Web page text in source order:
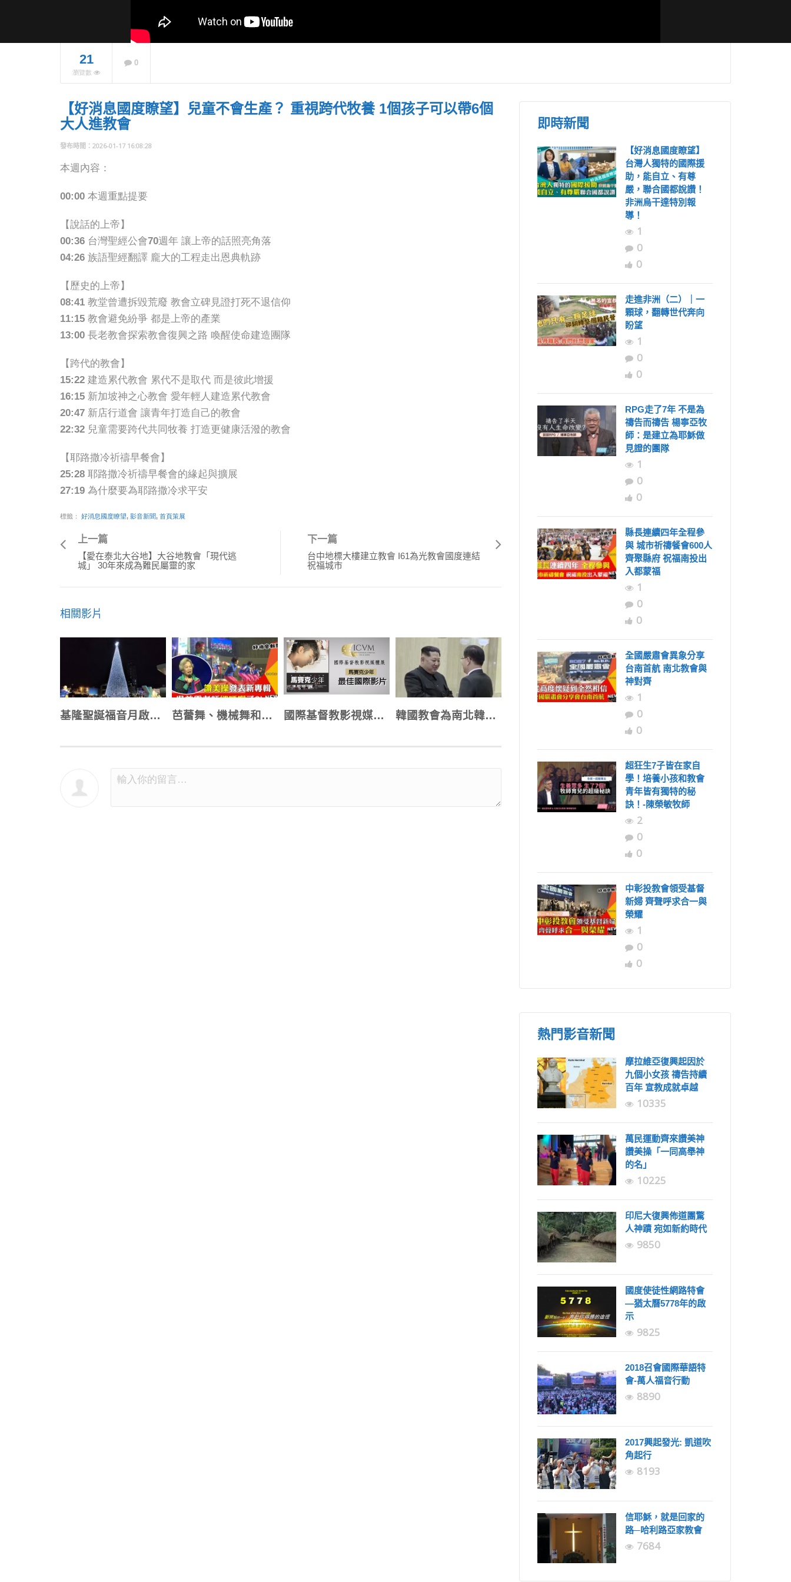
NOW PLAYING
走進非洲（二）｜一
盼望
禱告而禱告 楊寧亞牧
見證的團隊
與 城市祈禱餐會600
出入都蒙福
全國嚴肅會異象分享
學！培養小
21
瀏覽數
0
【好消息國度瞭望】兒童不會生產？ 重視跨代牧養 1個孩子可以帶6個
大人進教會
2026-01-17 16:08:28
本週內容：
00:00 本週重點提要
【說話的上帝】
00:36 台灣聖經公會70週年 讓上帝的話照亮角落
04:26 族語聖經翻譯 龐大的工程走出恩典軌跡
【歷史的上帝】
08:41 教堂曾遭拆毀荒廢 教會立碑見證打死不退信仰
11:15 教會避免紛爭 都是上帝的產業
13:00 長老教會探索教會復興之路 喚醒使命建造團隊
【跨代的教會】
15:22 建造累代教會 累代不是取代 而是彼此增援
16:15 新加坡神之心教會 愛年輕人建造累代教會
20:47 新店行道會 讓青年打造自己的教會
22:32 兒童需要跨代共同牧養 打造更健康活潑的教會
【耶路撒冷祈禱早餐會】
25:28 耶路撒冷祈禱早餐會的緣起與擴展
27:19 為什麼要為耶路撒冷求平安
標籤： 好消息國度瞭望, 影音新聞, 首頁策展
上一篇
【愛在泰北大谷地】大谷地教會「現代逃
城」 30年來成為難民屬靈的家
下一篇
台中地標大樓建立教會 I61為光教會國度連結
祝福城市
相關影片
基隆聖誕福音月啟動 17米高聖誕樹點亮港灣 芭蕾舞、機械舞和月球漫步長輩也會跳?!!! 讚美操太活潑了吧 國際基督教影視媒體展 本台三影片獲四項入圍 韓國教會為南北韓合一迫切禱告
即時新聞
【好消息國度瞭望】
台灣人獨特的國際援
助，能自立、有尊
嚴，聯合國都說讚！
非洲烏干達特別報
導！
1
0
0
走進非洲（二）｜一
顆球，翻轉世代奔向
盼望
1
0
0
RPG走了7年 不是為
禱告而禱告 楊寧亞牧
師：是建立為耶穌做
見證的團隊
1
0
0
縣長連續四年全程參
與 城市祈禱餐會600人
齊聚縣府 祝福南投出
入都蒙福
1
0
0
全國嚴肅會異象分享
台南首航 南北教會與
神對齊
1
0
0
超狂生7子皆在家自
學！培養小孩和教會
青年皆有獨特的秘
訣！-陳榮敏牧師
2
0
0
中彰投教會領受基督
新婦 齊聲呼求合一與
榮耀
1
0
0
熱門影音新聞
摩拉維亞復興起因於
九個小女孩 禱告持續
百年 宣教成就卓越
10335
萬民運動齊來讚美神
讚美操「一同高舉神
的名」
10225
印尼大復興佈道團驚
人神蹟 宛如新約時代
9850
國度使徒性網路特會
—猶太曆5778年的啟
示
9825
2018召會國際華語特
會-萬人福音行動
8890
2017興起發光: 凱道吹
角起行
8193
信耶穌，就是回家的
路─哈利路亞家教會
7684